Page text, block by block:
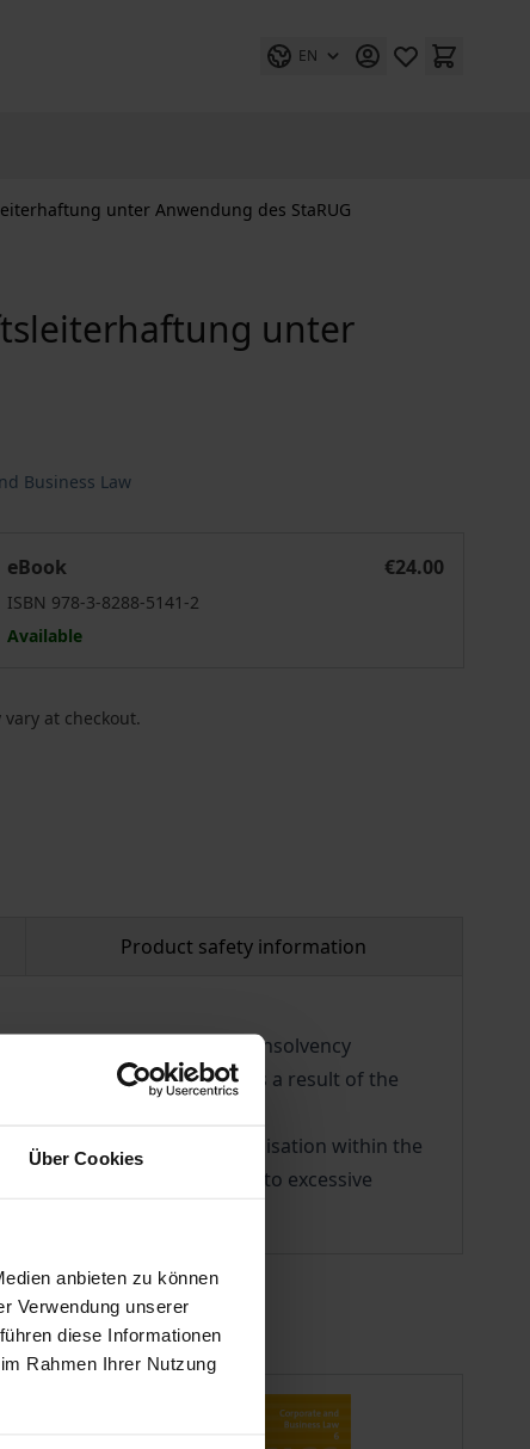
Über Cookies
anbieten zu können
Verwendung unserer
diese Informationen
Rahmen Ihrer Nutzung
EN
unter Anwendung des StaRUG
unter
Business Law
eBook
€24.00
ISBN 978-3-8288-5141-2
Available
vary at checkout.
Product safety information
of companies outside insolvency
in the regulations as a result of the
of a company reorganisation within the
framework leads to excessive